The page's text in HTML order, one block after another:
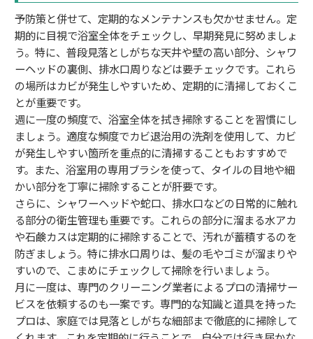
予防策と併せて、定期的なメンテナンスも欠かせません。定
期的に目視で浴室全体をチェックし、早期発見に努めましょ
う。特に、普段見落としがちな天井や壁の高い部分、シャワ
ーヘッドの裏側、排水口周りなどは要チェックです。これら
の場所はカビが発生しやすいため、定期的に清掃しておくこ
とが重要です。
週に一度の頻度で、浴室全体を拭き掃除することを習慣にし
ましょう。適度な頻度でカビ退治用の洗剤を使用して、カビ
が発生しやすい箇所を重点的に清掃することもおすすめで
す。また、浴室用の専用ブラシを使って、タイルの目地や細
かい部分を丁寧に掃除することが肝要です。
さらに、シャワーヘッドや蛇口、排水口などの日常的に触れ
る部分の衛生管理も重要です。これらの部分に溜まる水アカ
や石鹸カスは定期的に掃除することで、汚れが蓄積するのを
防ぎましょう。特に排水口周りは、髪の毛やゴミが溜まりや
すいので、こまめにチェックして掃除を行いましょう。
月に一度は、専門のクリーニング業者によるプロの清掃サー
ビスを依頼するのも一案です。専門的な知識と道具を持った
プロは、家庭では見落としがちな細部まで徹底的に掃除して